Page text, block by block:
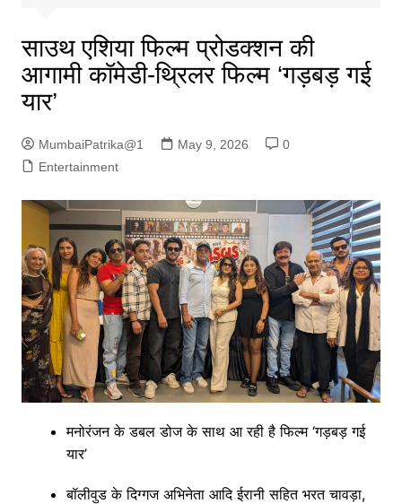
साउथ एशिया फिल्म प्रोडक्शन की
आगामी कॉमेडी-थ्रिलर फिल्म ‘गड़बड़ गई
यार’
MumbaiPatrika@1 May 9, 2026
0
Entertainment
मनोरंजन के डबल डोज के साथ आ रही है फिल्म ‘गड़बड़ गई
यार’
बॉलीवुड के दिग्गज अभिनेता आदि ईरानी सहित भरत चावड़ा,